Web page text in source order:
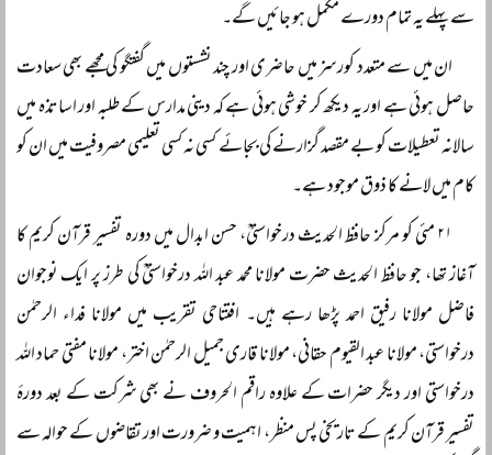
سے پہلے یہ تمام دورے مکمل ہو جائیں گے۔
ان میں سے متعدد کورسز میں حاضری اور چند نشستوں میں گفتگو کی مجھے بھی سعادت
حاصل ہوئی ہے اور یہ دیکھ کر خوشی ہوئی ہے کہ دینی مدارس کے طلبہ اور اساتذہ میں
سالانہ تعطیلات کو بے مقصد گزارنے کی بجائے کسی نہ کسی تعلیمی مصروفیت میں ان کو
کام میں لانے کا ذوق موجود ہے۔
۲۱ مئی کو مرکز حافظ الحدیث درخواستیؒ، حسن ابدال میں دورہ تفسیر قرآن کریم کا
آغاز تھا، جو حافظ الحدیث حضرت مولانا محمد عبد اللہ درخواستیؒ کی طرز پر ایک نوجوان
فاضل مولانا رفیق احمد پڑھا رہے ہیں۔ افتتاحی تقریب میں مولانا فداء الرحمٰن
درخواستی، مولانا عبد القیوم حقانی، مولانا قاری جمیل الرحمٰن اختر، مولانا مفتی حماد اللہ
درخواستی اور دیگر حضرات کے علاوہ راقم الحروف نے بھی شرکت کے بعد دورۂ
تفسیر قرآن کریم کے تاریخی پس منظر، اہمیت و ضرورت اور تقاضوں کے حوالہ سے